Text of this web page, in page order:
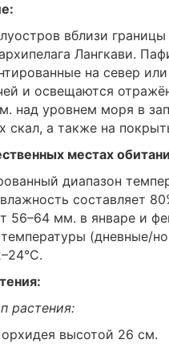
вблизи
Лангкави.
на север
и освещаются
над уровнем моря в
скал, а также на
местах
диапазон
составляет
56–64 мм. в январе и
(дневные/
растения:
высотой 26 см.